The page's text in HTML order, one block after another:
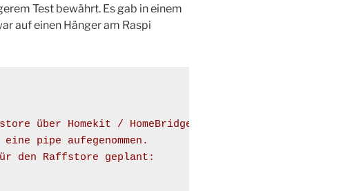
Test bewährt. Es gab in einem
auf einen Hänger am Raspi
über Homekit / HomeBridge steuert.
pipe aufegenommen.
den Raffstore geplant: